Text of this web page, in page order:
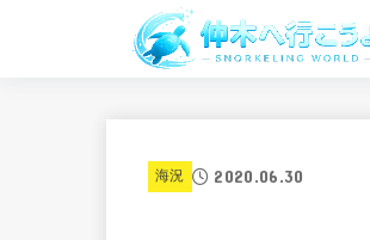
海況 2020.06.30